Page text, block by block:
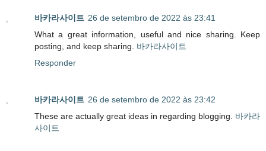
바카라사이트 26 de setembro de 2022 às 23:41
What a great information, useful and nice sharing. Keep
posting, and keep sharing. 바카라사이트
Responder
바카라사이트 26 de setembro de 2022 às 23:42
These are actually great ideas in regarding blogging. 바카라
사이트